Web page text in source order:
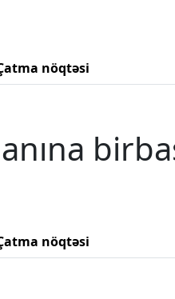
nöqtəsi
nöqtəsi